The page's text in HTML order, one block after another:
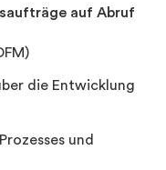
auf Abruf
die Entwicklung
und